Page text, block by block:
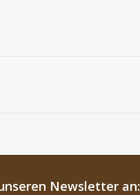
Newsletter an: